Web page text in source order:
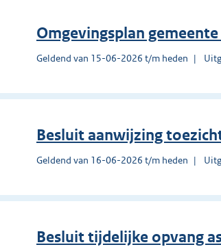
Omgevingsplan
Geldend van 15-06-2026 t/m heden
Besluit aanwijzing
Geldend van 16-06-2026 t/m heden
Besluit tijdelijke opvang